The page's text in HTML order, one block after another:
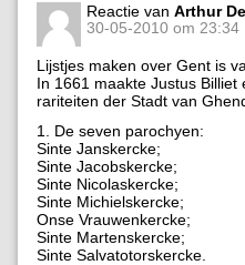
Reactie van Arthur
30-05-2010 om 23:34
Lijstjes maken over Gent is
In 1661 maakte Justus Billiet
rariteiten der Stadt van
1. De seven parochyen:
Sinte Janskercke;
Sinte Jacobskercke;
Sinte Nicolaskercke;
Sinte Michielskercke;
Onse Vrauwenkercke;
Sinte Martenskercke;
Sinte Salvatotorskercke.